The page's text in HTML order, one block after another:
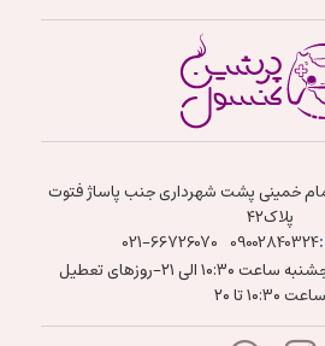
خمینی پشت شهرداری جنب پاساژ فتوت
پلاک۴۲
09002840324
021-66726070
شنبه تا پنجشنبه ساعت ۱۰:۳۰ الی ۲۱-روزهای تعطیل
ساعت ۱۰:۳۰ تا ۲۰